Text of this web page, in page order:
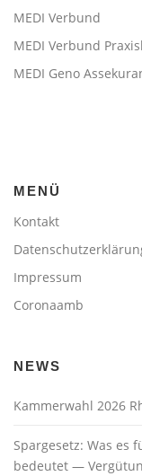
MEDI Verbund
MEDI Verbund
MEDI Geno
MENÜ
Kontakt
Impressum
Coronaamb
NEWS
Kammerwahl 2026
Spargesetz: Was es
bedeutet —